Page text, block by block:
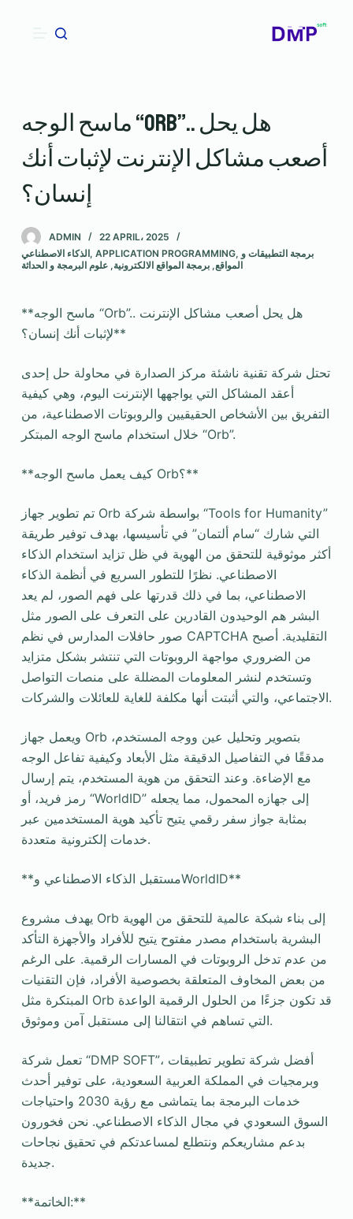
o
n
ماسح الوجه “Orb”.. هل يحل
أصعب مشاكل الإنترنت لإثبات أنك
إنسان؟
ADMIN
22 APRIL، 2025
الذكاء الاصطناعي, APPLICATION PROGRAMMING, برمجة التطبيقات و
المواقع,برمجة المواقع الالكترونية,علوم البرمجة و الحداثة
**ماسح الوجه “Orb”.. هل يحل أصعب مشاكل الإنترنت
لإثبات أنك إنسان؟**
تحتل شركة تقنية ناشئة مركز الصدارة في محاولة حل إحدى
أعقد المشاكل التي يواجهها الإنترنت اليوم، وهي كيفية
التفريق بين الأشخاص الحقيقيين والروبوتات الاصطناعية، من
خلال استخدام ماسح الوجه المبتكر “Orb”.
**كيف يعمل ماسح الوجه Orb؟**
تم تطوير جهاز Orb بواسطة شركة “Tools for Humanity”
التي شارك “سام ألتمان” في تأسيسها، بهدف توفير طريقة
أكثر موثوقية للتحقق من الهوية في ظل تزايد استخدام الذكاء
الاصطناعي. نظرًا للتطور السريع في أنظمة الذكاء
الاصطناعي، بما في ذلك قدرتها على فهم الصور، لم يعد
البشر هم الوحيدون القادرين على التعرف على الصور مثل
صور حافلات المدارس في نظم CAPTCHA التقليدية. أصبح
من الضروري مواجهة الروبوتات التي تنتشر بشكل متزايد
وتستخدم لنشر المعلومات المضللة على منصات التواصل
الاجتماعي، والتي أثبتت أنها مكلفة للغاية للعائلات والشركات.
ويعمل جهاز Orb بتصوير وتحليل عين ووجه المستخدم،
مدققًا في التفاصيل الدقيقة مثل الأبعاد وكيفية تفاعل الوجه
مع الإضاءة. وعند التحقق من هوية المستخدم، يتم إرسال
رمز فريد، أو “WorldID” إلى جهازه المحمول، مما يجعله
بمثابة جواز سفر رقمي يتيح تأكيد هوية المستخدمين عبر
خدمات إلكترونية متعددة.
**مستقبل الذكاء الاصطناعي وWorldID**
يهدف مشروع Orb إلى بناء شبكة عالمية للتحقق من الهوية
البشرية باستخدام مصدر مفتوح يتيح للأفراد والأجهزة التأكد
من عدم تدخل الروبوتات في المسارات الرقمية. على الرغم
من بعض المخاوف المتعلقة بخصوصية الأفراد، فإن التقنيات
المبتكرة مثل Orb قد تكون جزءًا من الحلول الرقمية الواعدة
التي تساهم في انتقالنا إلى مستقبل آمن وموثوق.
تعمل شركة “DMP SOFT”، أفضل شركة تطوير تطبيقات
وبرمجيات في المملكة العربية السعودية، على توفير أحدث
خدمات البرمجة بما يتماشى مع رؤية 2030 واحتياجات
السوق السعودي في مجال الذكاء الاصطناعي. نحن فخورون
بدعم مشاريعكم ونتطلع لمساعدتكم في تحقيق نجاحات
جديدة.
**الخاتمة:**